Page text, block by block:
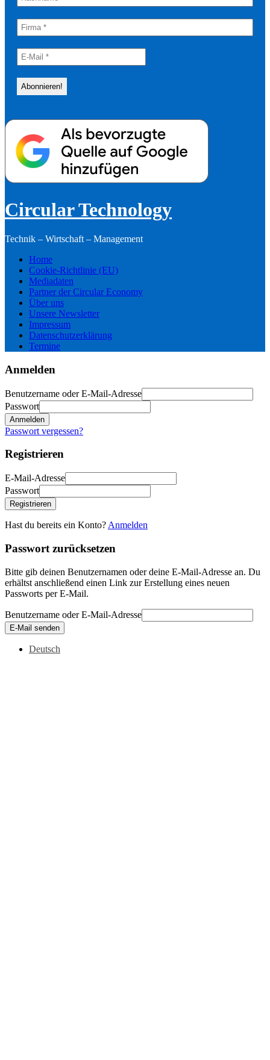
Circular Technology
Technik – Wirtschaft – Management
Home
Cookie-Richtlinie (EU)
Mediadaten
Partner der Circular Economy
Über uns
Unsere Newsletter
Impressum
Datenschutzerklärung
Termine
Anmelden
Benutzername oder E-Mail-Adresse
Passwort
Anmelden
Passwort vergessen?
Registrieren
E-Mail-Adresse
Passwort
Registrieren
Hast du bereits ein Konto? Anmelden
Passwort zurücksetzen
Bitte gib deinen Benutzernamen oder deine E-Mail-Adresse an. Du
erhältst anschließend einen Link zur Erstellung eines neuen
Passworts per E-Mail.
Benutzername oder E-Mail-Adresse
E-Mail senden
Deutsch